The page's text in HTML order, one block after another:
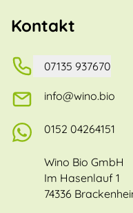
Kontakt
07135 937670
info@wino.bio
0152 04264151
Wino Bio GmbH
Im Hasenlauf 1
74336